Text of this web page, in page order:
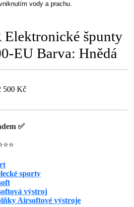
vody a prachu.
Elektronické špunty
EU Barva: Hnědá
500 Kč
✅
sporty
výstroj
Airsoftové výstroje